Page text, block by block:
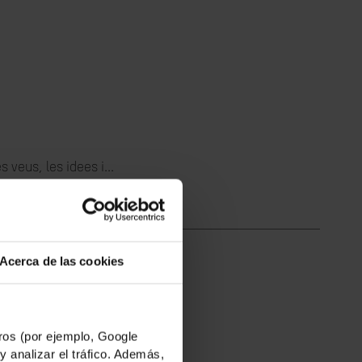
Acerca de las cookies
(por ejemplo, Google
analizar el tráfico. Además,
veus, les idees i...
i Somàlia...